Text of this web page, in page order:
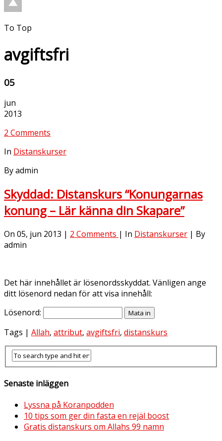
To Top
avgiftsfri
05
jun
2013
2 Comments
In Distanskurser
By admin
Skyddad: Distanskurs “Konungarnas
konung – Lär känna din Skapare”
On 05, jun 2013 | 2 Comments | In Distanskurser | By
admin
Det här innehållet är lösenordsskyddat. Vänligen ange
ditt lösenord nedan för att visa innehåll:
Lösenord:
Tags | Allah, attribut, avgiftsfri, distanskurs
Senaste inläggen
Lyssna på Koranpodden
10 tips som ger din fasta en rejäl boost
Gratis distanskurs om Allahs 99 namn